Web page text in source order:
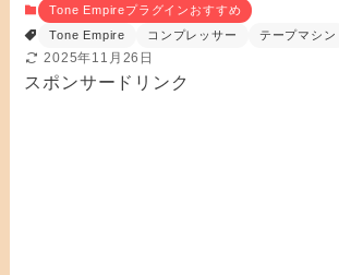
Tone Empireプラグインおすすめ
Tone Empire
コンプレッサー テープマシン
2025年11月26日
スポンサードリンク